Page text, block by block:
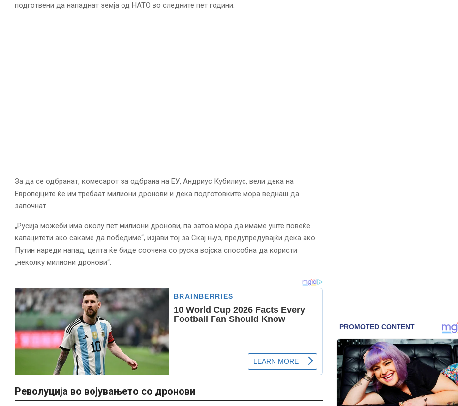
подготвени да нападнат земја од НАТО во следните пет години.
За да се одбранат, комесарот за одбрана на ЕУ, Андриус ​​Кубилиус, вели дека на
Европејците ќе им требаат милиони дронови и дека подготовките мора веднаш да
започнат.
„Русија можеби има околу пет милиони дронови, па затоа мора да имаме уште повеќе
капацитети ако сакаме да победиме“, изјави тој за Скај њуз, предупредувајќи дека ако
Путин нареди напад, целта ќе биде соочена со руска војска способна да користи
„неколку милиони дронови“.
Револуција во војувањето со дронови